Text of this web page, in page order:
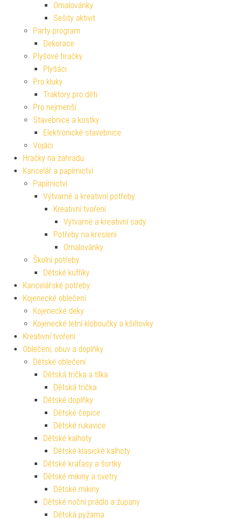
Omalovánky
Sešity aktivit
Party program
Dekorace
Plyšové hračky
Plyšáci
Pro kluky
Traktory pro děti
Pro nejmenší
Stavebnice a kostky
Elektronické stavebnice
Vojáci
Hračky na zahradu
Kancelář a papírnictví
Papírnictví
Výtvarné a kreativní potřeby
Kreativní tvoření
Výtvarné a kreativní sady
Potřeby na kreslení
Omalovánky
Školní potřeby
Dětské kufříky
Kancelářské potřeby
Kojenecké oblečení
Kojenecké deky
Kojenecké letní kloboučky a kšiltovky
Kreativní tvoření
Oblečení, obuv a doplňky
Dětské oblečení
Dětská trička a tílka
Dětská trička
Dětské doplňky
Dětské čepice
Dětské rukavice
Dětské kalhoty
Dětské klasické kalhoty
Dětské kraťasy a šortky
Dětské mikiny a svetry
Dětské mikiny
Dětské noční prádlo a župany
Dětská pyžama